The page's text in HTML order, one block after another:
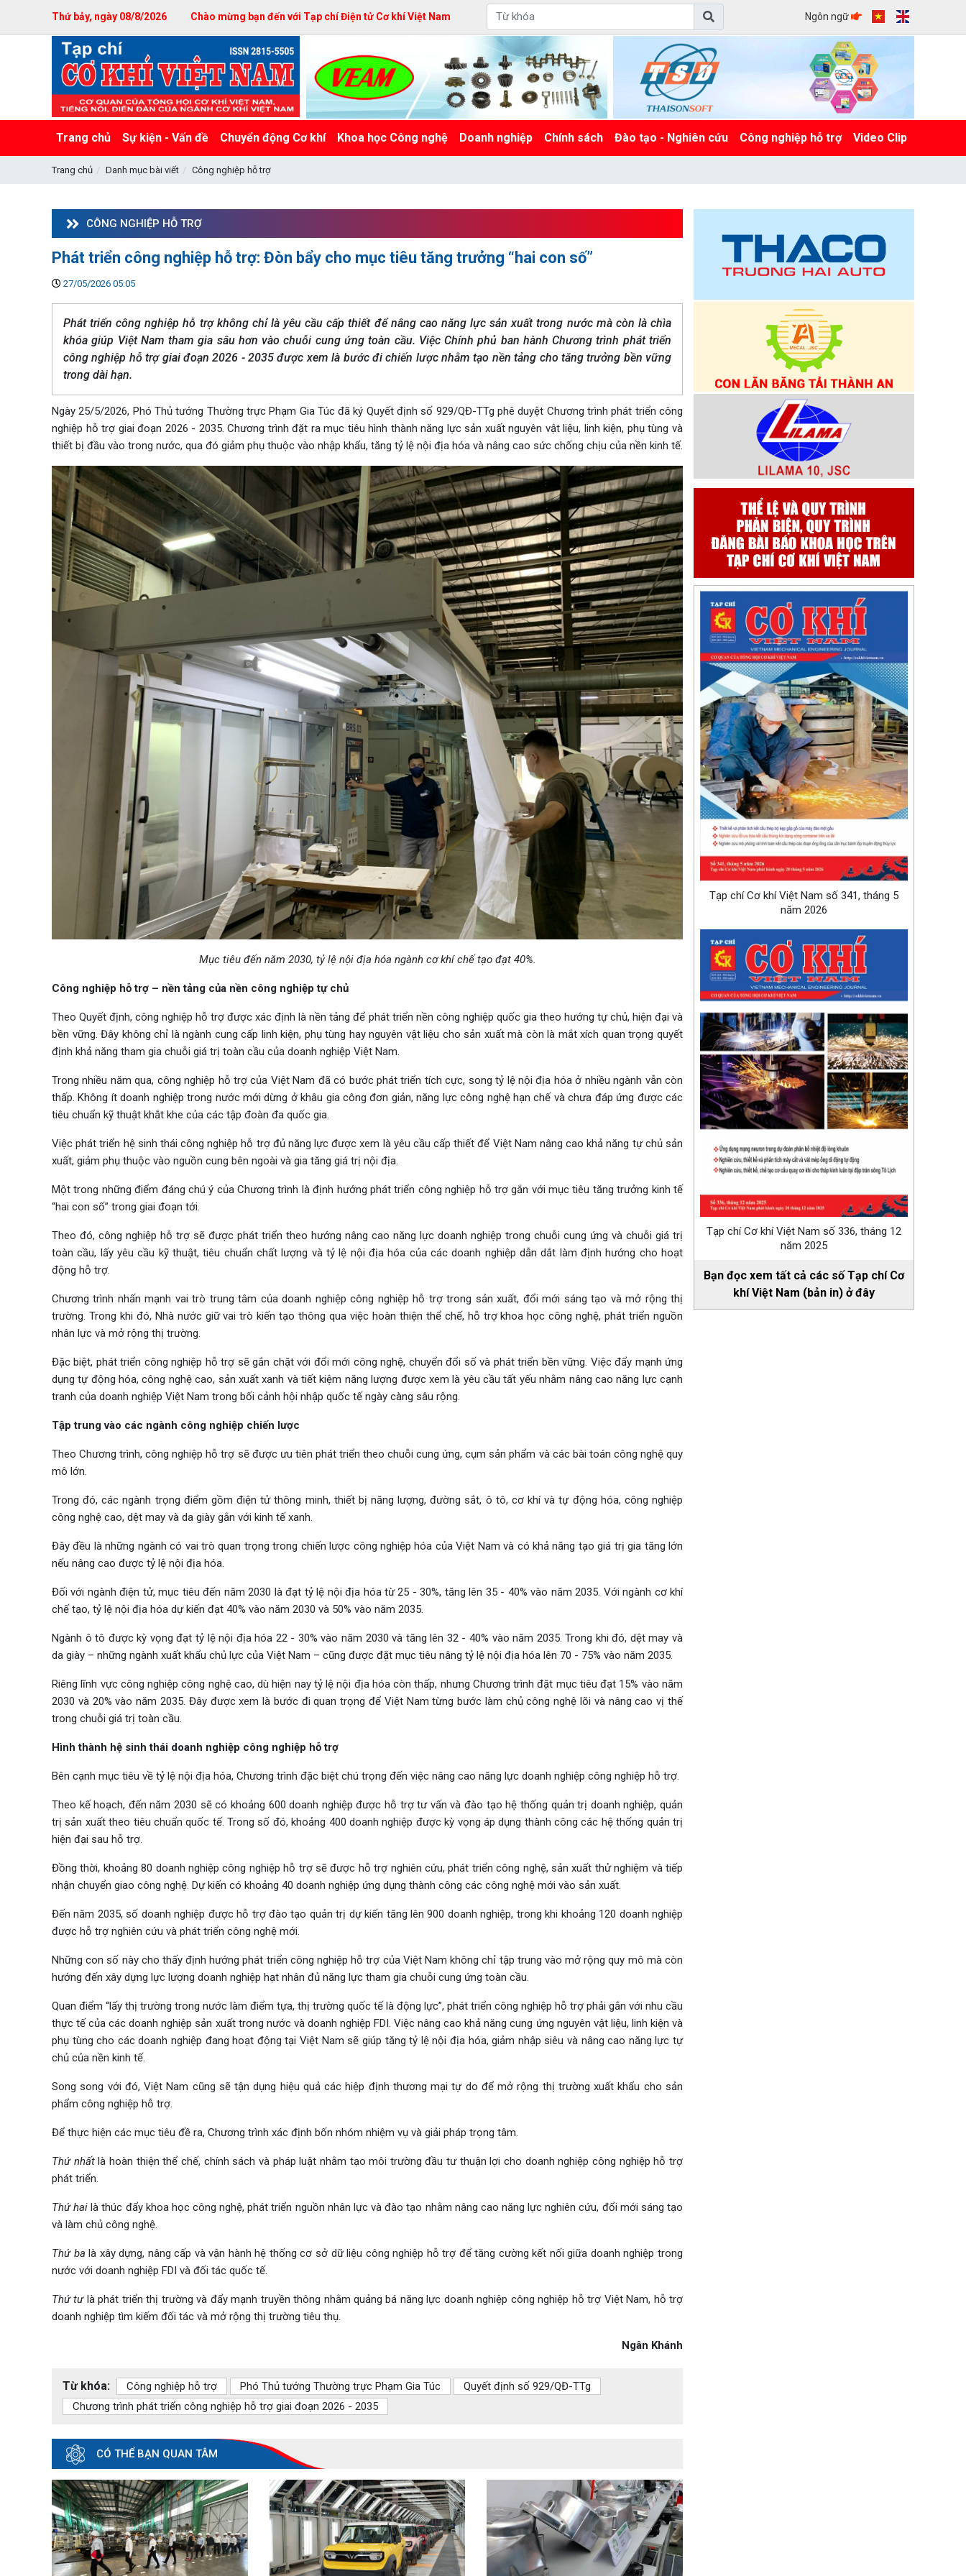
Thứ bảy, ngày 08/8/2026 Chào mừng bạn đến với Tạp chí Điện tử Cơ khí Việt Nam Ngôn ngữ
Trang chủ Sự kiện - Vấn đề Chuyển động Cơ khí Khoa học Công nghệ Doanh nghiệp Chính sách Đào tạo - Nghiên cứu Công nghiệp hỗ trợ Video Clip
Trang chủ Danh mục bài viết Công nghiệp hỗ trợ
CÔNG NGHIỆP HỖ TRỢ
Phát triển công nghiệp hỗ trợ: Đòn bẩy cho mục tiêu tăng trưởng “hai con số”
27/05/2026 05:05
Phát triển công nghiệp hỗ trợ không chỉ là yêu cầu cấp thiết để nâng cao năng lực sản xuất trong nước mà còn là chìa
khóa giúp Việt Nam tham gia sâu hơn vào chuỗi cung ứng toàn cầu. Việc Chính phủ ban hành Chương trình phát triển
công nghiệp hỗ trợ giai đoạn 2026 - 2035 được xem là bước đi chiến lược nhằm tạo nền tảng cho tăng trưởng bền vững
trong dài hạn.
Ngày 25/5/2026, Phó Thủ tướng Thường trực Phạm Gia Túc đã ký Quyết định số 929/QĐ-TTg phê duyệt Chương trình phát triển công
nghiệp hỗ trợ giai đoạn 2026 - 2035. Chương trình đặt ra mục tiêu hình thành năng lực sản xuất nguyên vật liệu, linh kiện, phụ tùng và
thiết bị đầu vào trong nước, qua đó giảm phụ thuộc vào nhập khẩu, tăng tỷ lệ nội địa hóa và nâng cao sức chống chịu của nền kinh tế.
Mục tiêu đến năm 2030, tỷ lệ nội địa hóa ngành cơ khí chế tạo đạt 40%.
Công nghiệp hỗ trợ – nền tảng của nền công nghiệp tự chủ
Theo Quyết định, công nghiệp hỗ trợ được xác định là nền tảng để phát triển nền công nghiệp quốc gia theo hướng tự chủ, hiện đại và
bền vững. Đây không chỉ là ngành cung cấp linh kiện, phụ tùng hay nguyên vật liệu cho sản xuất mà còn là mắt xích quan trọng quyết
định khả năng tham gia chuỗi giá trị toàn cầu của doanh nghiệp Việt Nam.
Trong nhiều năm qua, công nghiệp hỗ trợ của Việt Nam đã có bước phát triển tích cực, song tỷ lệ nội địa hóa ở nhiều ngành vẫn còn
thấp. Không ít doanh nghiệp trong nước mới dừng ở khâu gia công đơn giản, năng lực công nghệ hạn chế và chưa đáp ứng được các
tiêu chuẩn kỹ thuật khắt khe của các tập đoàn đa quốc gia.
Việc phát triển hệ sinh thái công nghiệp hỗ trợ đủ năng lực được xem là yêu cầu cấp thiết để Việt Nam nâng cao khả năng tự chủ sản
xuất, giảm phụ thuộc vào nguồn cung bên ngoài và gia tăng giá trị nội địa.
Một trong những điểm đáng chú ý của Chương trình là định hướng phát triển công nghiệp hỗ trợ gắn với mục tiêu tăng trưởng kinh tế
“hai con số” trong giai đoạn tới.
Theo đó, công nghiệp hỗ trợ sẽ được phát triển theo hướng nâng cao năng lực doanh nghiệp trong chuỗi cung ứng và chuỗi giá trị
toàn cầu, lấy yêu cầu kỹ thuật, tiêu chuẩn chất lượng và tỷ lệ nội địa hóa của các doanh nghiệp dẫn dắt làm định hướng cho hoạt
động hỗ trợ.
Chương trình nhấn mạnh vai trò trung tâm của doanh nghiệp công nghiệp hỗ trợ trong sản xuất, đổi mới sáng tạo và mở rộng thị
trường. Trong khi đó, Nhà nước giữ vai trò kiến tạo thông qua việc hoàn thiện thể chế, hỗ trợ khoa học công nghệ, phát triển nguồn
nhân lực và mở rộng thị trường.
Đặc biệt, phát triển công nghiệp hỗ trợ sẽ gắn chặt với đổi mới công nghệ, chuyển đổi số và phát triển bền vững. Việc đẩy mạnh ứng
dụng tự động hóa, công nghệ cao, sản xuất xanh và tiết kiệm năng lượng được xem là yêu cầu tất yếu nhằm nâng cao năng lực cạnh
tranh của doanh nghiệp Việt Nam trong bối cảnh hội nhập quốc tế ngày càng sâu rộng.
Tập trung vào các ngành công nghiệp chiến lược
Theo Chương trình, công nghiệp hỗ trợ sẽ được ưu tiên phát triển theo chuỗi cung ứng, cụm sản phẩm và các bài toán công nghệ quy
mô lớn.
Trong đó, các ngành trọng điểm gồm điện tử thông minh, thiết bị năng lượng, đường sắt, ô tô, cơ khí và tự động hóa, công nghiệp
công nghệ cao, dệt may và da giày gắn với kinh tế xanh.
Đây đều là những ngành có vai trò quan trọng trong chiến lược công nghiệp hóa của Việt Nam và có khả năng tạo giá trị gia tăng lớn
nếu nâng cao được tỷ lệ nội địa hóa.
Đối với ngành điện tử, mục tiêu đến năm 2030 là đạt tỷ lệ nội địa hóa từ 25 - 30%, tăng lên 35 - 40% vào năm 2035. Với ngành cơ khí
chế tạo, tỷ lệ nội địa hóa dự kiến đạt 40% vào năm 2030 và 50% vào năm 2035.
Ngành ô tô được kỳ vọng đạt tỷ lệ nội địa hóa 22 - 30% vào năm 2030 và tăng lên 32 - 40% vào năm 2035. Trong khi đó, dệt may và
da giày – những ngành xuất khẩu chủ lực của Việt Nam – cũng được đặt mục tiêu nâng tỷ lệ nội địa hóa lên 70 - 75% vào năm 2035.
Riêng lĩnh vực công nghiệp công nghệ cao, dù hiện nay tỷ lệ nội địa hóa còn thấp, nhưng Chương trình đặt mục tiêu đạt 15% vào năm
2030 và 20% vào năm 2035. Đây được xem là bước đi quan trọng để Việt Nam từng bước làm chủ công nghệ lõi và nâng cao vị thế
trong chuỗi giá trị toàn cầu.
Hình thành hệ sinh thái doanh nghiệp công nghiệp hỗ trợ
Bên cạnh mục tiêu về tỷ lệ nội địa hóa, Chương trình đặc biệt chú trọng đến việc nâng cao năng lực doanh nghiệp công nghiệp hỗ trợ.
Theo kế hoạch, đến năm 2030 sẽ có khoảng 600 doanh nghiệp được hỗ trợ tư vấn và đào tạo hệ thống quản trị doanh nghiệp, quản
trị sản xuất theo tiêu chuẩn quốc tế. Trong số đó, khoảng 400 doanh nghiệp được kỳ vọng áp dụng thành công các hệ thống quản trị
hiện đại sau hỗ trợ.
Đồng thời, khoảng 80 doanh nghiệp công nghiệp hỗ trợ sẽ được hỗ trợ nghiên cứu, phát triển công nghệ, sản xuất thử nghiệm và tiếp
nhận chuyển giao công nghệ. Dự kiến có khoảng 40 doanh nghiệp ứng dụng thành công các công nghệ mới vào sản xuất.
Đến năm 2035, số doanh nghiệp được hỗ trợ đào tạo quản trị dự kiến tăng lên 900 doanh nghiệp, trong khi khoảng 120 doanh nghiệp
được hỗ trợ nghiên cứu và phát triển công nghệ mới.
Những con số này cho thấy định hướng phát triển công nghiệp hỗ trợ của Việt Nam không chỉ tập trung vào mở rộng quy mô mà còn
hướng đến xây dựng lực lượng doanh nghiệp hạt nhân đủ năng lực tham gia chuỗi cung ứng toàn cầu.
Quan điểm “lấy thị trường trong nước làm điểm tựa, thị trường quốc tế là động lực”, phát triển công nghiệp hỗ trợ phải gắn với nhu cầu
thực tế của các doanh nghiệp sản xuất trong nước và doanh nghiệp FDI. Việc nâng cao khả năng cung ứng nguyên vật liệu, linh kiện và
phụ tùng cho các doanh nghiệp đang hoạt động tại Việt Nam sẽ giúp tăng tỷ lệ nội địa hóa, giảm nhập siêu và nâng cao năng lực tự
chủ của nền kinh tế.
Song song với đó, Việt Nam cũng sẽ tận dụng hiệu quả các hiệp định thương mại tự do để mở rộng thị trường xuất khẩu cho sản
phẩm công nghiệp hỗ trợ.
Để thực hiện các mục tiêu đề ra, Chương trình xác định bốn nhóm nhiệm vụ và giải pháp trọng tâm.
Thứ nhấtlà hoàn thiện thể chế, chính sách và pháp luật nhằm tạo môi trường đầu tư thuận lợi cho doanh nghiệp công nghiệp hỗ trợ
phát triển.
Thứ hai là thúc đẩy khoa học công nghệ, phát triển nguồn nhân lực và đào tạo nhằm nâng cao năng lực nghiên cứu, đổi mới sáng tạo
và làm chủ công nghệ.
Thứ ba là xây dựng, nâng cấp và vận hành hệ thống cơ sở dữ liệu công nghiệp hỗ trợ để tăng cường kết nối giữa doanh nghiệp trong
nước với doanh nghiệp FDI và đối tác quốc tế.
Thứ tưlà phát triển thị trường và đẩy mạnh truyền thông nhằm quảng bá năng lực doanh nghiệp công nghiệp hỗ trợ Việt Nam, hỗ trợ
doanh nghiệp tìm kiếm đối tác và mở rộng thị trường tiêu thụ.
Ngân Khánh
Từ khóa: Công nghiệp hỗ trợ Phó Thủ tướng Thường trực Phạm Gia Túc
Quyết định số 929/QĐ-TTg
Chương trình phát triển công nghiệp hỗ trợ giai đoạn 2026 - 2035
CÓ THỂ BẠN QUAN TÂM
Tạp chí Cơ khí Việt Nam số 341, tháng 5
năm 2026
Tạp chí Cơ khí Việt Nam số 336, tháng 12
năm 2025
Bạn đọc xem tất cả các số Tạp chí Cơ
khí Việt Nam (bản in) ở đây